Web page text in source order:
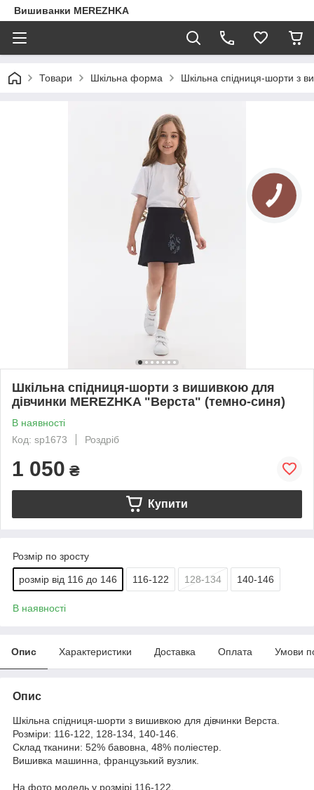
Вишиванки MEREZHKA
Товари Шкільна форма Шкільна спідниця-шорти з
Шкільна спідниця-шорти з вишивкою для
дівчинки MEREZHKA "Верста" (темно-синя)
В наявності
Код: sp1673
Роздріб
1 050 ₴
Купити
Розмір по зросту
розмір від 116 до 146 116-122 128-134 140-146
В наявності
Опис Характеристики Доставка Оплата Умови
Опис
Шкільна спідниця-шорти з вишивкою для дівчинки Верста.
Розміри: 116-122, 128-134, 140-146.
Склад тканини: 52% бавовна, 48% поліестер.
Вишивка машинна, французький вузлик.
На фото модель у розмірі 116-122.
КНОПКА
ЗВ'ЯЗКУ